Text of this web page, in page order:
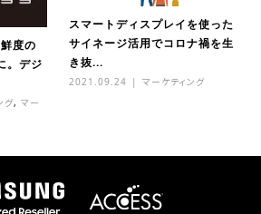
度の
。デジ
グ, マー
スマートディスプレイを使った
サイネージ活用でコロナ禍を生
き抜...
2021.09.24 マーケティング